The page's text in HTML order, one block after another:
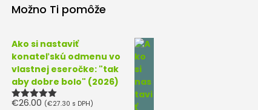
Možno Ti pomôže
Ako si nastaviť
konateľskú odmenu vo
vlastnej eseročke: "tak
aby dobre bolo" (2026)
Hodnotenie
€26.00 (€27.30 s DPH)